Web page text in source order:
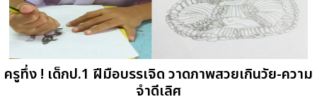
ครูทึ่ง ! เด็กป.1 ฝีมือบรรเจิด วาดภาพสวยเกินวัย-ความ
จำดีเลิศ